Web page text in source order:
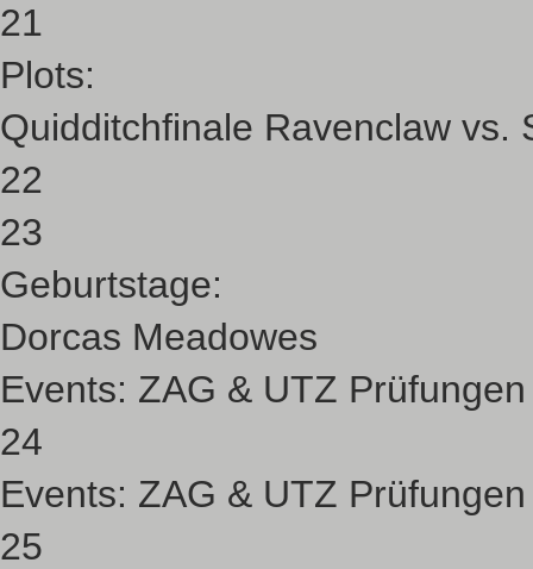
21
Plots:
Quidditchfinale Ravenclaw vs.
22
23
Geburtstage:
Dorcas Meadowes
Events: ZAG & UTZ Prüfungen
24
Events: ZAG & UTZ Prüfungen
25